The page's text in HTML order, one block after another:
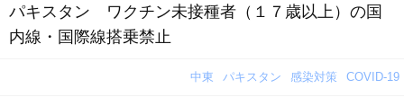
パキスタン ワクチン未接種者（１７歳以上）の国
内線・国際線搭乗禁止
中東 パキスタン 感染対策 COVID-19